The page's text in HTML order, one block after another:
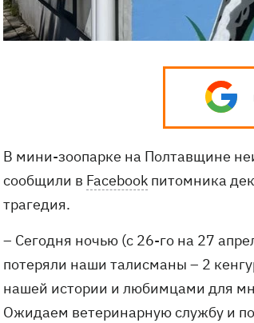
В мини-зоопарке на Полтавщине
сообщили в Facebook питомника
трагедия.
– Сегодня ночью (с 26-го на 27
потеряли наши талисманы – 2
нашей истории и любимцами для
Ожидаем ветеринарную службу и